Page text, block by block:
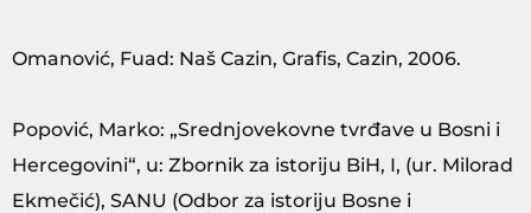
Omanović, Fuad: Naš Cazin, Grafis, Cazin, 2006.
Popović, Marko: „Srednjovekovne tvrđave u Bosni i
Hercegovini“, u: Zbornik za istoriju BiH, I, (ur. Milorad
Ekmečić), SANU (Odbor za istoriju Bosne i